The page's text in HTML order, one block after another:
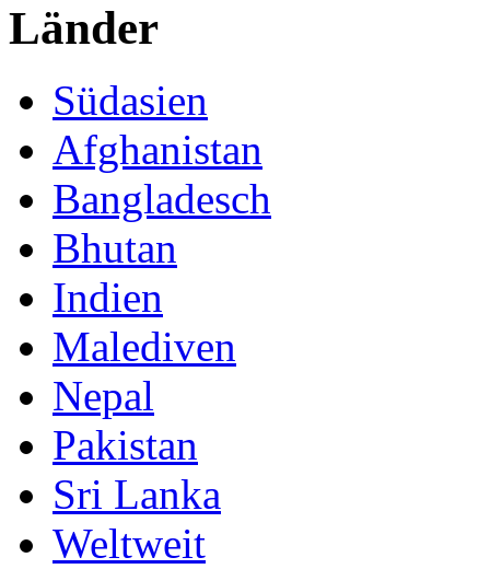
Länder
Südasien
Afghanistan
Bangladesch
Bhutan
Indien
Malediven
Nepal
Pakistan
Sri Lanka
Weltweit